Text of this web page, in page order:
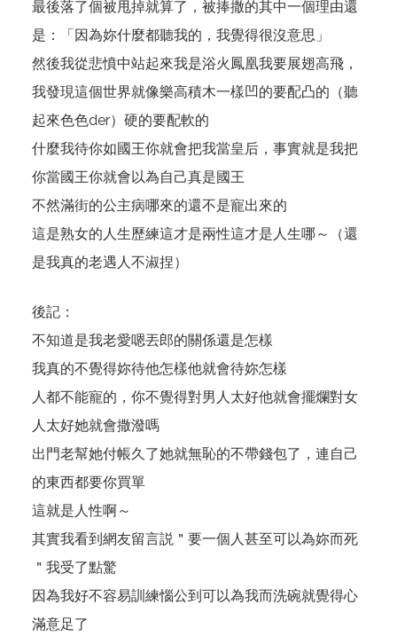
最後落了個被甩掉就算了，被捧撒的其中一個理由還
是：「因為妳什麼都聽我的，我覺得很沒意思」
然後我從悲憤中站起來我是浴火鳳凰我要展翅高飛，
我發現這個世界就像樂高積木一樣凹的要配凸的（聽
起來色色der）硬的要配軟的
什麼我待你如國王你就會把我當皇后，事實就是我把
你當國王你就會以為自己真是國王
不然滿街的公主病哪來的還不是寵出來的
這是熟女的人生歷練這才是兩性這才是人生哪～（還
是我真的老遇人不淑捏）
後記：
不知道是我老愛嗯丟郎的關係還是怎樣
我真的不覺得妳待他怎樣他就會待妳怎樣
人都不能寵的，你不覺得對男人太好他就會擺爛對女
人太好她就會撒潑嗎
出門老幫她付帳久了她就無恥的不帶錢包了，連自己
的東西都要你買單
這就是人性啊～
其實我看到網友留言説＂要一個人甚至可以為妳而死
＂我受了點驚
因為我好不容易訓練惱公到可以為我而洗碗就覺得心
滿意足了